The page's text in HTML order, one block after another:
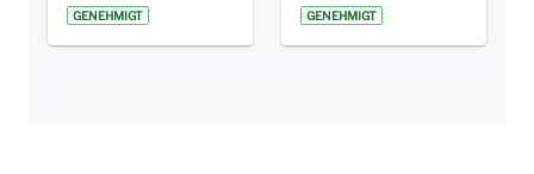
GENEHMIGT GENEHMIGT